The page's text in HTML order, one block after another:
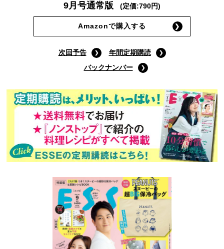
9月号通常版 (定価:790円)
Amazonで購入する
次回予告
年間定期購読
バックナンバー